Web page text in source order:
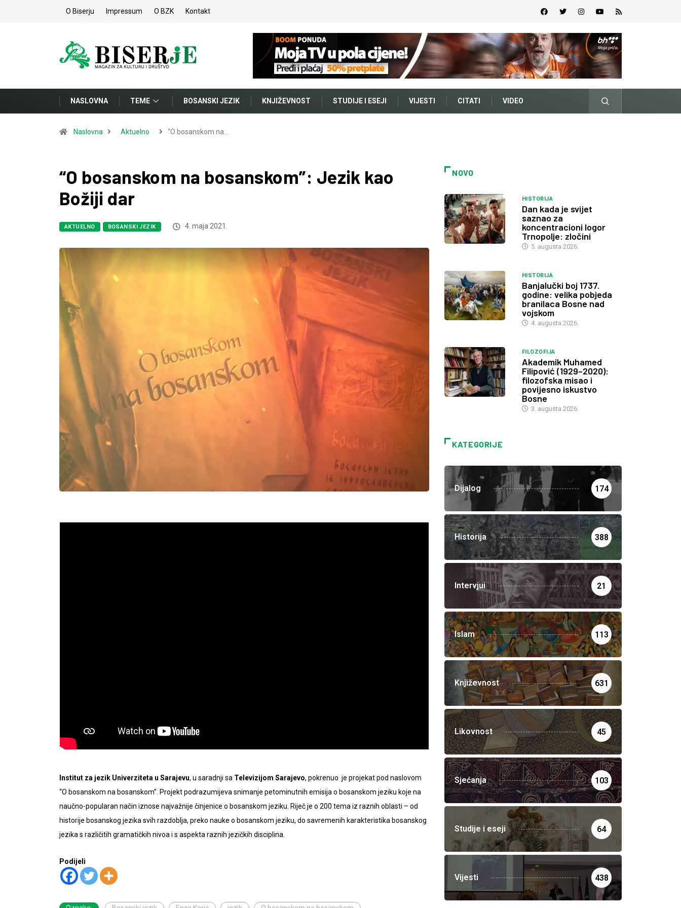
O Biserju Impressum O BZK Kontakt
NASLOVNA TEME BOSANSKI JEZIK KNJIŽEVNOST STUDIJE I ESEJI VIJESTI CITATI VIDEO
Naslovna Aktuelno “O bosanskom na…
“O bosanskom na bosanskom”: Jezik kao
Božiji dar
AKTUELNO BOSANSKI JEZIK 4. maja 2021.
Institut za jezik Univerziteta u Sarajevu, u saradnji sa Televizijom Sarajevo, pokrenuo je projekat pod naslovom
“O bosanskom na bosanskom”. Projekt podrazumijeva snimanje petominutnih emisija o bosanskom jeziku koje na
naučno-popularan način iznose najvažnije činjenice o bosanskom jeziku. Riječ je o 200 tema iz raznih oblasti – od
historije bosanskog jezika svih razdoblja, preko nauke o bosanskom jeziku, do savremenih karakteristika bosanskog
jezika s različitih gramatičkih nivoa i s aspekta raznih jezičkih disciplina.
Podijeli
NOVO
HISTORIJA
Dan kada je svijet
saznao za
koncentracioni logor
Trnopolje: zločini
5. augusta 2026.
HISTORIJA
Banjalučki boj 1737.
godine: velika pobjeda
branilaca Bosne nad
vojskom
4. augusta 2026.
FILOZOFIJA
Akademik Muhamed
Filipović (1929–2020):
filozofska misao i
povijesno iskustvo
Bosne
3. augusta 2026.
KATEGORIJE
Dijalog 174
Historija 388
Intervjui 21
Islam 113
Književnost 631
Likovnost 45
Sjećanja 103
Studije i eseji 64
Vijesti 438